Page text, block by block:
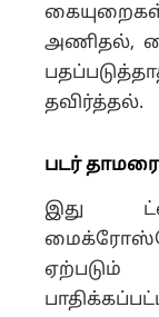
அணிதல்,
தவிர்த்தல்.
படர் தாமரை
இது